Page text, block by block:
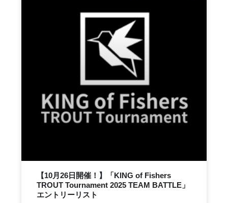
【10月26日開催！】「KING of Fishers
TROUT Tournament 2025 TEAM BATTLE」
エントリーリスト